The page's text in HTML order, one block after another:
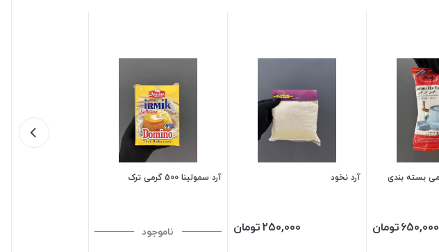
500 گرمی بسته بندی
650,000تومان
آرد نخود
250,000تومان
آرد سمولینا 500 گرمی ترک
ناموجود